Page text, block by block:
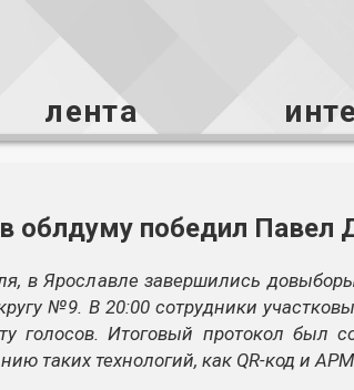
лента
облдуму победил Павел
в Ярославле завершились
№9. В 20:00 сотрудники
голосов. Итоговый протокол был
таких технологий, как QR-код и